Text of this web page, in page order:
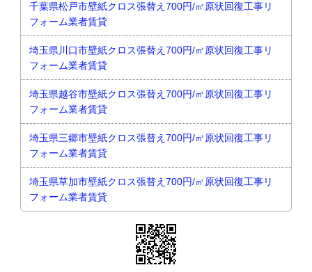
千葉県松戸市壁紙クロス張替え700円/㎡原状回復工事リ
フォーム業者賃貸
埼玉県川口市壁紙クロス張替え700円/㎡原状回復工事リ
フォーム業者賃貸
埼玉県越谷市壁紙クロス張替え700円/㎡原状回復工事リ
フォーム業者賃貸
埼玉県三郷市壁紙クロス張替え700円/㎡原状回復工事リ
フォーム業者賃貸
埼玉県草加市壁紙クロス張替え700円/㎡原状回復工事リ
フォーム業者賃貸